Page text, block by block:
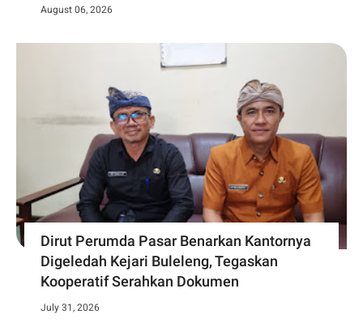
August 06, 2026
Dirut Perumda Pasar Benarkan Kantornya
Digeledah Kejari Buleleng, Tegaskan
Kooperatif Serahkan Dokumen
July 31, 2026